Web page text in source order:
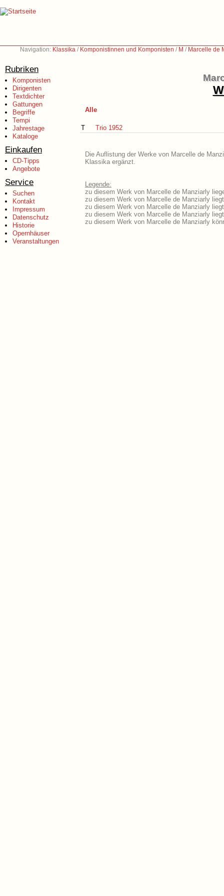
Navigation: Klassika / Komponistinnen und Komponisten / M / Marcelle de
Rubriken
Komponisten
Dirigenten
Textdichter
Gattungen
Begriffe
Tempi
Jahrestage
Kataloge
Einkaufen
CD-Tipps
Angebote
Service
Suchen
Kontakt
Impressum
Datenschutz
Historie
Opernhäuser
Veranstaltungen
Alle
T Trio 1952
Die Auflistung der Werke von Marcelle de
Klassika ergänzt.
Legende:
zu diesem Werk von Marcelle de Manziarly
zu diesem Werk von Marcelle de Manziarly
zu diesem Werk von Marcelle de Manziarly
zu diesem Werk von Marcelle de Manziarly
zu diesem Werk von Marcelle de Manziarly